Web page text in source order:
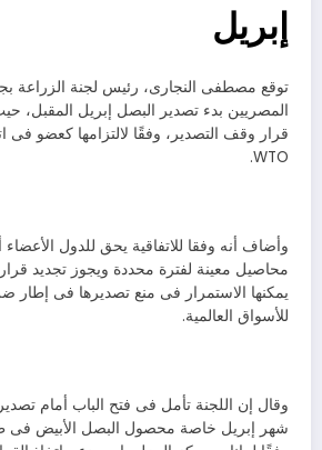
إبريل
توقع مصطفى النجارى، رئيس لجنة الزراعة
المصريين بدء تصدير البصل إبريل المقبل،
قرار وقف التصدير، وفقًا لالتزامها كعضو فى
WTO.
وأضاف أنه وفقا للاتفاقية يحق للدول الأعضاء
محاصيل معينة لفترة محددة ويجوز تجديد
يمكنها الاستمرار فى منع تصديرها فى إطار
للأسواق العالمية.
وقال إن اللجنة تأمل فى فتح الباب أمام
شهر إبريل خاصة محصول البصل الأبيض فى